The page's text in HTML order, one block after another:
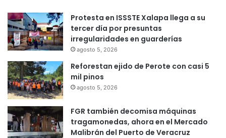
Protesta en ISSSTE Xalapa llega a su
tercer día por presuntas
irregularidades en guarderías
agosto 5, 2026
Reforestan ejido de Perote con casi 5
mil pinos
agosto 5, 2026
FGR también decomisa máquinas
tragamonedas, ahora en el Mercado
Malibrán del Puerto de Veracruz